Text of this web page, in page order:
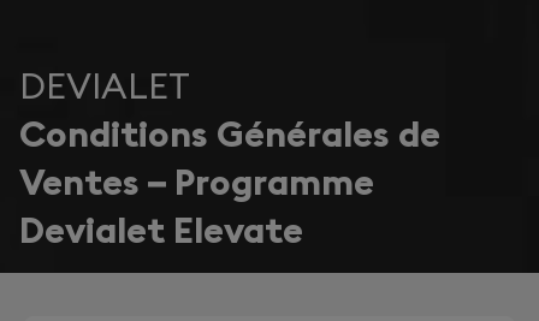
DEVIALET
Conditions Générales de
Ventes – Programme
Devialet Elevate